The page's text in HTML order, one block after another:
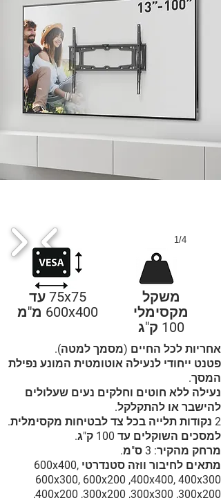
1/4
75x75 עד
600x400 מ''מ
משקל
מקסימלי
100 ק"ג
אחריות לכל החיים (מסמך למטה).
פטנט ייחודי לנעילה אוטומטית המונע נפילת
המסך.
נעילה ללא חוטים וחלקים נעים שעלולים
להישבר או להתקלקל.
2 נקודות תלייה בכל צד לבטיחות מקסימלית.
למסכים השוקלים עד 100 ק"ג.
מרחק מהקיר: 3 ס"מ.
מתאים לחיבור ווזה סטנדרטי 600x400,
600x300, 600x200 ,400x400, 400x300
,400x200 ,300x200 ,300x300 ,300x200